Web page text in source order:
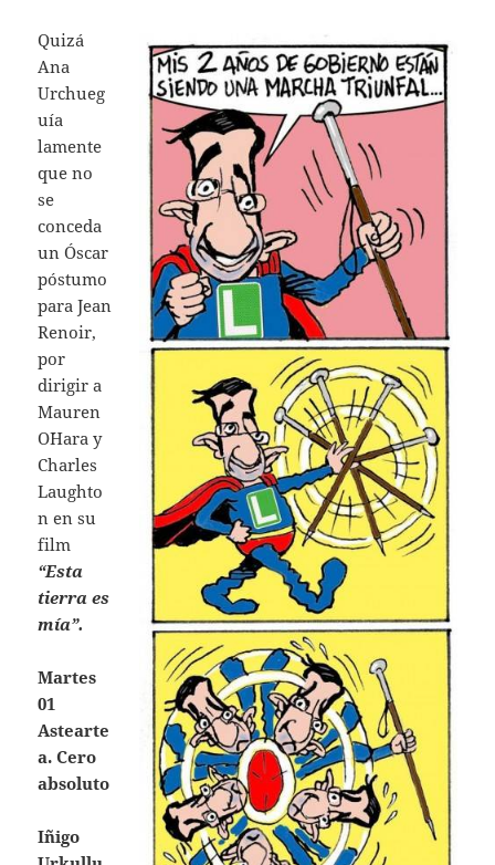
Quizá
Ana
Urchueg
uía
lamente
que no
se
conceda
un Óscar
póstumo
para Jean
Renoir,
por
dirigir a
Mauren
O´Hara y
Charles
Laughto
n en su
film
“Esta
tierra es
mía”.
Martes
01
Astearte
a. Cero
absoluto
Iñigo